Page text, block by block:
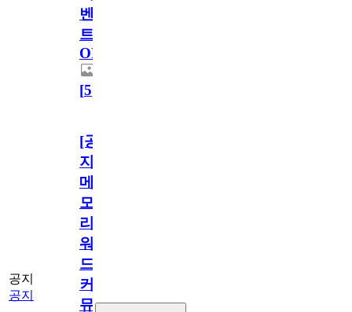
벤
트
OPEN!
[5]
공지
공지
[공
지]
메
모
리
워
드
커
뮤